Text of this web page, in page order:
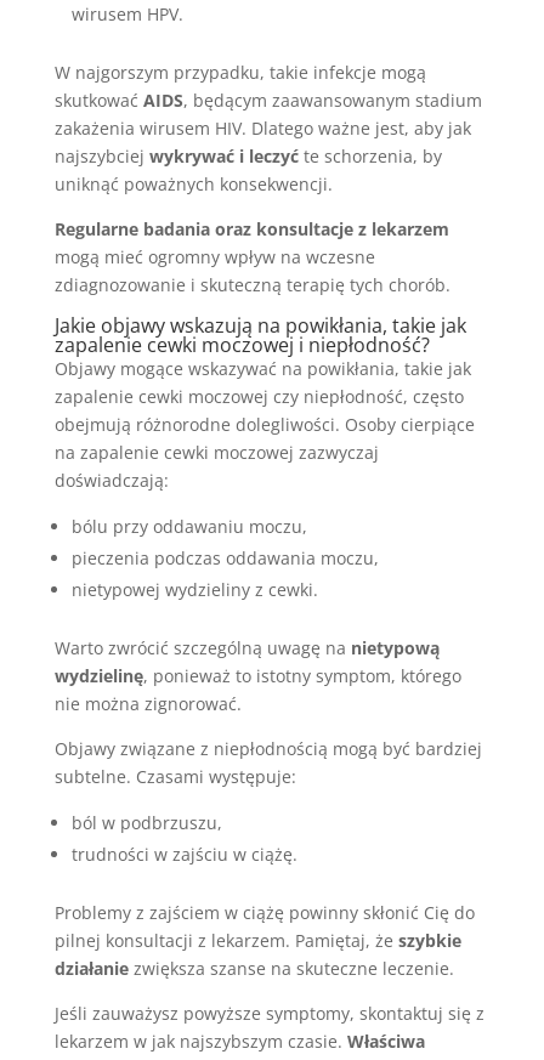
wirusem HPV.
W najgorszym przypadku, takie infekcje mogą
skutkować AIDS, będącym zaawansowanym stadium
zakażenia wirusem HIV. Dlatego ważne jest, aby jak
najszybciej wykrywać i leczyćte schorzenia, by
uniknąć poważnych konsekwencji.
Regularne badania oraz konsultacje z lekarzem
mogą mieć ogromny wpływ na wczesne
zdiagnozowanie i skuteczną terapię tych chorób.
Jakie objawy wskazują na powikłania, takie jak
zapalenie cewki moczowej i niepłodność?
Objawy mogące wskazywać na powikłania, takie jak
zapalenie cewki moczowej czy niepłodność, często
obejmują różnorodne dolegliwości. Osoby cierpiące
na zapalenie cewki moczowej zazwyczaj
doświadczają:
bólu przy oddawaniu moczu,
pieczenia podczas oddawania moczu,
nietypowej wydzieliny z cewki.
Warto zwrócić szczególną uwagę na nietypową
wydzielinę, ponieważ to istotny symptom, którego
nie można zignorować.
Objawy związane z niepłodnością mogą być bardziej
subtelne. Czasami występuje:
ból w podbrzuszu,
trudności w zajściu w ciążę.
Problemy z zajściem w ciążę powinny skłonić Cię do
pilnej konsultacji z lekarzem. Pamiętaj, że szybkie
działaniezwiększa szanse na skuteczne leczenie.
Jeśli zauważysz powyższe symptomy, skontaktuj się z
lekarzem w jak najszybszym czasie. Właściwa